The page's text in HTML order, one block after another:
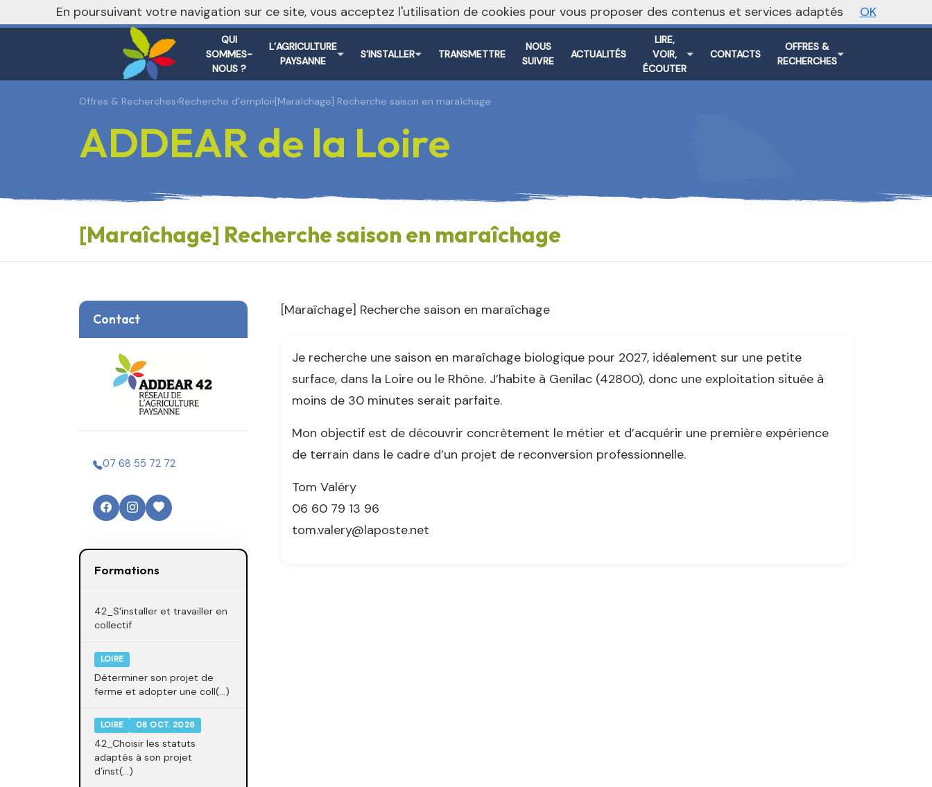
Vers le site national
QUI
SOMMES-
NOUS ?
L’AGRICULTURE
PAYSANNE
S’INSTALLER TRANSMETTRE
NOUS
SUIVRE
ACTUALITÉS
LIRE,
VOIR,
ÉCOUTER
CONTACTS
OFFRES &
RECHERCHES
Offres & Recherches›Recherche d’emploi›[Maraîchage] Recherche saison en maraîchage
ADDEAR de la Loire
[Maraîchage] Recherche saison en maraîchage
Contact
07 68 55 72 72
Formations
42_S'installer et travailler en
collectif
LOIRE
Déterminer son projet de
ferme et adopter une coll(...)
LOIRE 08 OCT. 2026
42_Choisir les statuts
adaptés à son projet
d’inst(...)
[Maraîchage] Recherche saison en maraîchage
Je recherche une saison en maraîchage biologique pour 2027, idéalement sur une petite
surface, dans la Loire ou le Rhône. J’habite à Genilac (42800), donc une exploitation située à
moins de 30 minutes serait parfaite.
Mon objectif est de découvrir concrètement le métier et d’acquérir une première expérience
de terrain dans le cadre d’un projet de reconversion professionnelle.
Tom Valéry
06 60 79 13 96
tom.valery@laposte.net
En poursuivant votre navigation sur ce site, vous acceptez l'utilisation de cookies pour vous proposer des contenus et services adaptés OK